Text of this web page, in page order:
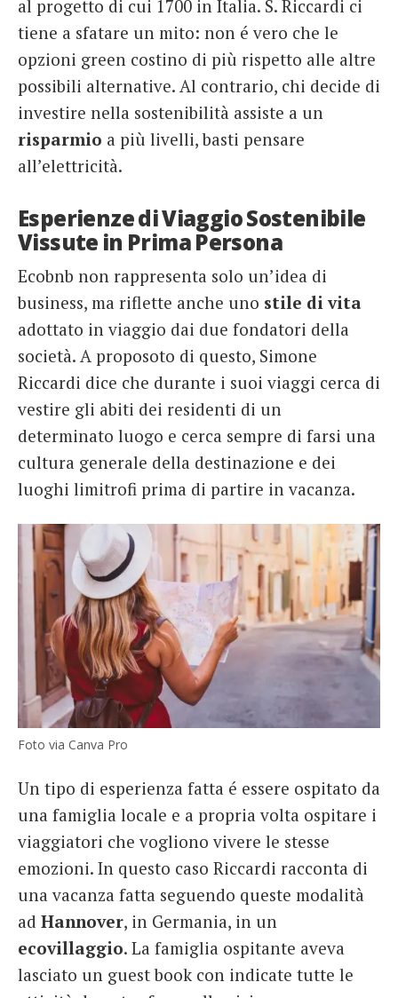
al progetto di cui 1700 in Italia. S. Riccardi ci
tiene a sfatare un mito: non é vero che le
opzioni green costino di più rispetto alle altre
possibili alternative. Al contrario, chi decide di
investire nella sostenibilità assiste a un
risparmio a più livelli, basti pensare
all’elettricità.
Esperienze di Viaggio Sostenibile
Vissute in Prima Persona
Ecobnb non rappresenta solo un’idea di
business, ma riflette anche uno stile di vita
adottato in viaggio dai due fondatori della
società. A proposoto di questo, Simone
Riccardi dice che durante i suoi viaggi cerca di
vestire gli abiti dei residenti di un
determinato luogo e cerca sempre di farsi una
cultura generale della destinazione e dei
luoghi limitrofi prima di partire in vacanza.
Foto via Canva Pro
Un tipo di esperienza fatta é essere ospitato da
una famiglia locale e a propria volta ospitare i
viaggiatori che vogliono vivere le stesse
emozioni. In questo caso Riccardi racconta di
una vacanza fatta seguendo queste modalità
ad Hannover, in Germania, in un
ecovillaggio. La famiglia ospitante aveva
lasciato un guest book con indicate tutte le